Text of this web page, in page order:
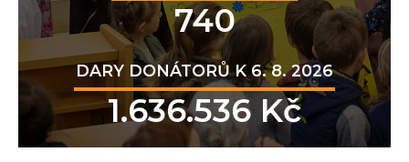
740
DARY DONÁTORŮ K 6. 8. 2026
1.636.536 Kč